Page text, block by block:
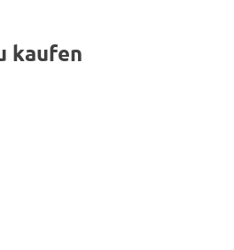
kaufen